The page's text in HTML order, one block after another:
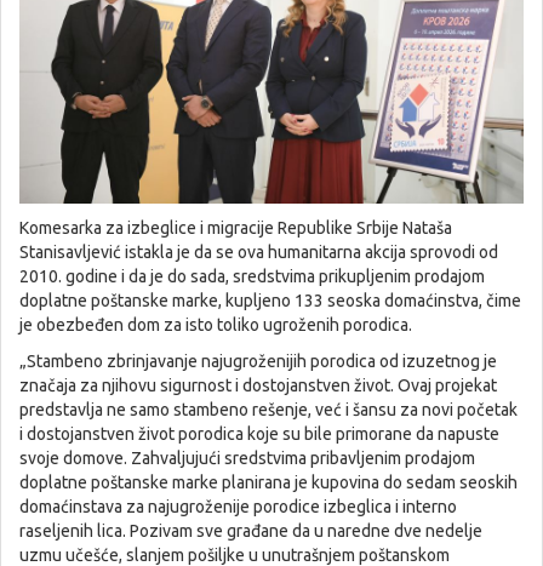
Komesarka za izbeglice i migracije Republike Srbije Nataša
Stanisavljević istakla je da se ova humanitarna akcija sprovodi od
2010. godine i da je do sada, sredstvima prikupljenim prodajom
doplatne poštanske marke, kupljeno 133 seoska domaćinstva, čime
je obezbeđen dom za isto toliko ugroženih porodica.
„Stambeno zbrinjavanje najugroženijih porodica od izuzetnog je
značaja za njihovu sigurnost i dostojanstven život. Ovaj projekat
predstavlja ne samo stambeno rešenje, već i šansu za novi početak
i dostojanstven život porodica koje su bile primorane da napuste
svoje domove. Zahvaljujući sredstvima pribavljenim prodajom
doplatne poštanske marke planirana je kupovina do sedam seoskih
domaćinstava za najugroženije porodice izbeglica i interno
raseljenih lica. Pozivam sve građane da u naredne dve nedelje
uzmu učešće, slanjem pošiljke u unutrašnjem poštanskom